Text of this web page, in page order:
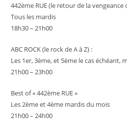
442ème RUE (le retour de la vengeance
Tous les mardis
18h30 – 21h00
ABC ROCK (le rock de A à Z) :
Les 1er, 3ème, et 5ème le cas échéant,
21h00 – 23h00
Best of « 442ème RUE »
Les 2ème et 4ème mardis du mois
21h00 – 24h00